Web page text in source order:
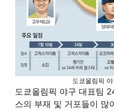
도쿄올림픽
도쿄올림픽 야구 대표팀
스의 부재 및 거포들이 많